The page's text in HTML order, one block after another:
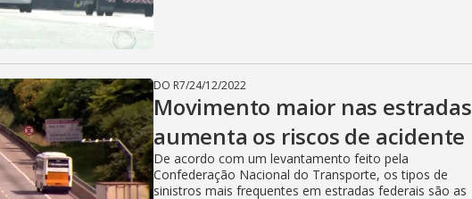
DO R7/24/12/2022
Movimento maior nas estradas
aumenta os riscos de acidente
De acordo com um levantamento feito pela
Confederação Nacional do Transporte, os tipos de
sinistros mais frequentes em estradas federais são as